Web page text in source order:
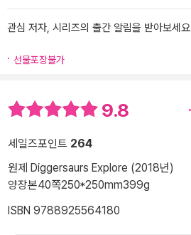
관심 저자, 시리즈의 출간 알림을 받아보세요
선물포장불가
9.8
세일즈포인트 264
원제 Diggersaurs Explore (2018년)
양장본40쪽250*250mm399g
ISBN 9788925564180